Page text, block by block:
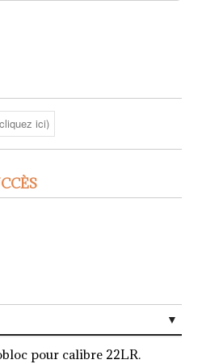
pour calibre 22LR.